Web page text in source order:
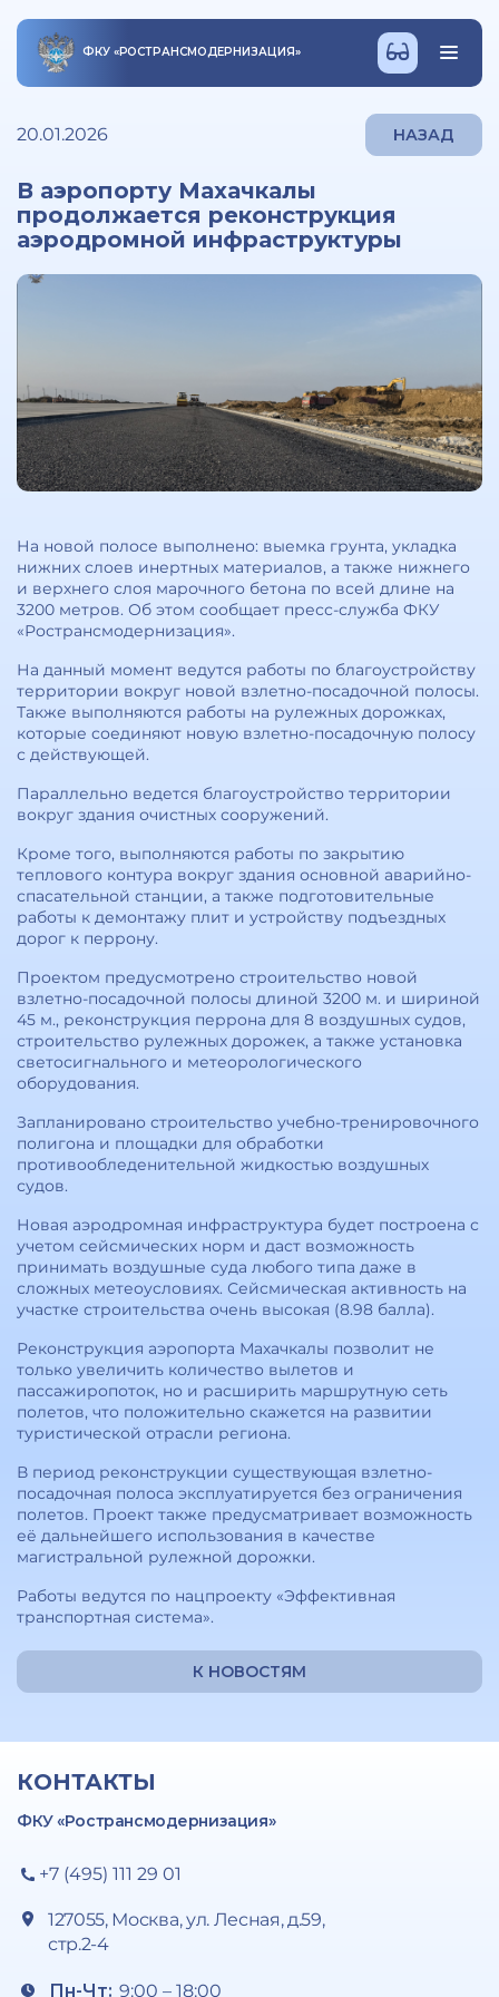
ФКУ «РОСТРАНСМОДЕРНИЗАЦИЯ»
20.01.2026 НАЗАД
В аэропорту Махачкалы
продолжается реконструкция
аэродромной инфраструктуры
На новой полосе выполнено: выемка грунта, укладка
нижних слоев инертных материалов, а также нижнего
и верхнего слоя марочного бетона по всей длине на
3200 метров. Об этом сообщает пресс-служба ФКУ
«Ространсмодернизация».
На данный момент ведутся работы по благоустройству
территории вокруг новой взлетно-посадочной полосы.
Также выполняются работы на рулежных дорожках,
которые соединяют новую взлетно-посадочную полосу
с действующей.
Параллельно ведется благоустройство территории
вокруг здания очистных сооружений.
Кроме того, выполняются работы по закрытию
теплового контура вокруг здания основной аварийно-
спасательной станции, а также подготовительные
работы к демонтажу плит и устройству подъездных
дорог к перрону.
Проектом предусмотрено строительство новой
взлетно-посадочной полосы длиной 3200 м. и шириной
45 м., реконструкция перрона для 8 воздушных судов,
строительство рулежных дорожек, а также установка
светосигнального и метеорологического
оборудования.
Запланировано строительство учебно-тренировочного
полигона и площадки для обработки
противообледенительной жидкостью воздушных
судов.
Новая аэродромная инфраструктура будет построена с
учетом сейсмических норм и даст возможность
принимать воздушные суда любого типа даже в
сложных метеоусловиях. Сейсмическая активность на
участке строительства очень высокая (8.98 балла).
Реконструкция аэропорта Махачкалы позволит не
только увеличить количество вылетов и
пассажиропоток, но и расширить маршрутную сеть
полетов, что положительно скажется на развитии
туристической отрасли региона.
В период реконструкции существующая взлетно-
посадочная полоса эксплуатируется без ограничения
полетов. Проект также предусматривает возможность
её дальнейшего использования в качестве
магистральной рулежной дорожки.
Работы ведутся по нацпроекту «Эффективная
транспортная система».
К НОВОСТЯМ
КОНТАКТЫ
ФКУ «Ространсмодернизация»
+7 (495) 111 29 01
127055, Москва, ул. Лесная, д.59,
стр.2-4
Пн-Чт: 9:00 – 18:00